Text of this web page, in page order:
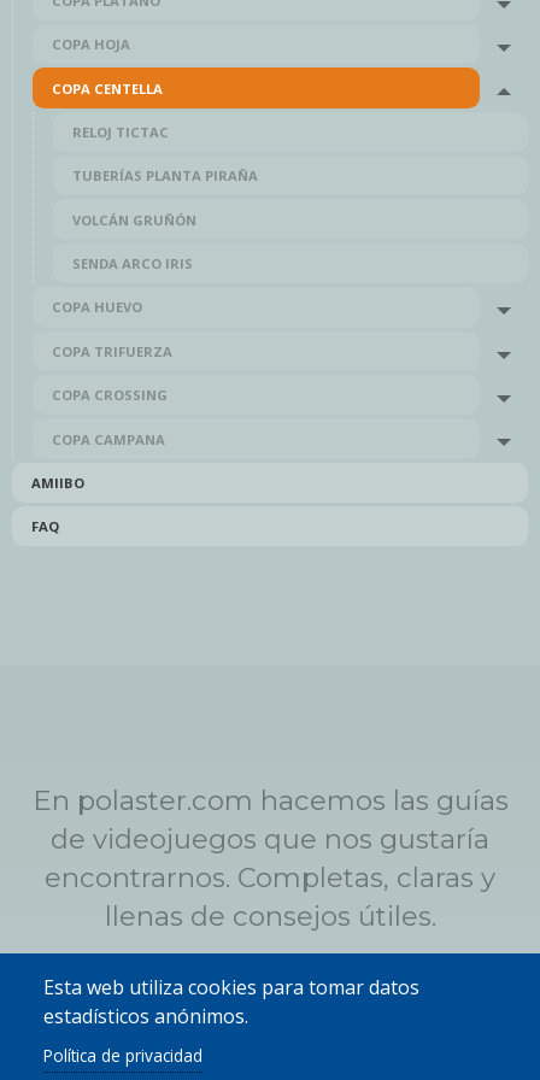
COPA HOJA
COPA CENTELLA
RELOJ TICTAC
TUBERÍAS PLANTA PIRAÑA
VOLCÁN GRUÑÓN
SENDA ARCO IRIS
COPA HUEVO
COPA TRIFUERZA
COPA CROSSING
COPA CAMPANA
AMIIBO
FAQ
En polaster.com hacemos las guías
de videojuegos que nos gustaría
encontrarnos. Completas, claras y
llenas de consejos útiles.
Qué es Polaster
Esta web utiliza cookies para tomar datos
estadísticos anónimos.
Política de privacidad